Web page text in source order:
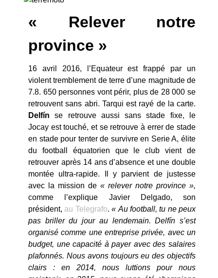
« Relever notre
province »
16 avril 2016, l’Equateur est frappé par un
violent tremblement de terre d’une magnitude de
7.8. 650 personnes vont périr, plus de 28 000 se
retrouvent sans abri. Tarqui est rayé de la carte.
Delfín se retrouve aussi sans stade fixe, le
Jocay est touché, et se retrouve à errer de stade
en stade pour tenter de survivre en Serie A, élite
du football équatorien que le club vient de
retrouver après 14 ans d’absence et une double
montée ultra-rapide. Il y parvient de justesse
avec la mission de « relever notre province »,
comme l’explique Javier Delgado, son
président, au Telegrafo.« Au football, tu ne peux
pas briller du jour au lendemain. Delfín s’est
organisé comme une entreprise privée, avec un
budget, une capacité à payer avec des salaires
plafonnés. Nous avons toujours eu des objectifs
clairs : en 2014, nous luttions pour nous